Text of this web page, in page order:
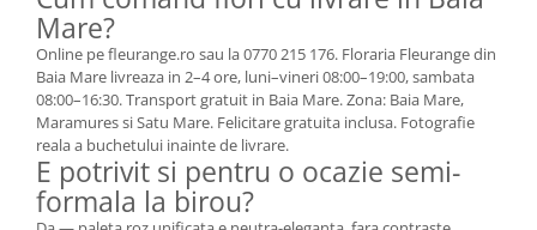
Mare?
Online pe fleurange.ro sau la 0770 215 176. Floraria Fleurange din
Baia Mare livreaza in 2–4 ore, luni–vineri 08:00–19:00, sambata
08:00–16:30. Transport gratuit in Baia Mare. Zona: Baia Mare,
Maramures si Satu Mare. Felicitare gratuita inclusa. Fotografie
reala a buchetului inainte de livrare.
E potrivit si pentru o ocazie semi-
formala la birou?